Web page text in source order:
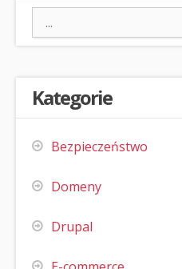
Kategorie
Bezpieczeństwo
Domeny
Drupal